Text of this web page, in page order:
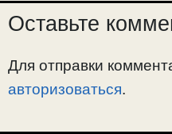
Оставьте
Для отправки
авторизоваться.